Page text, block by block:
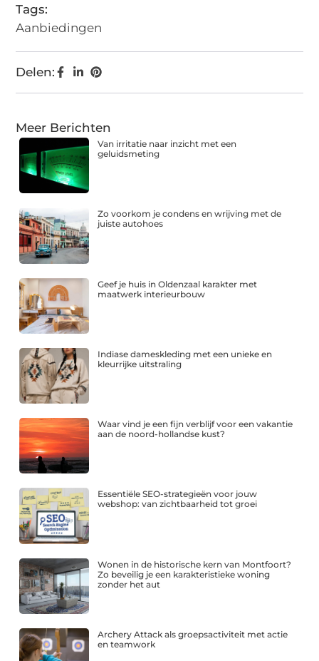
Tags:
Aanbiedingen
Delen:
Meer Berichten
Van irritatie naar inzicht met een
geluidsmeting
Zo voorkom je condens en wrijving met de
juiste autohoes
Geef je huis in Oldenzaal karakter met
maatwerk interieurbouw
Indiase dameskleding met een unieke en
kleurrijke uitstraling
Waar vind je een fijn verblijf voor een vakantie
aan de noord-hollandse kust?
Essentiële SEO-strategieën voor jouw
webshop: van zichtbaarheid tot groei
Wonen in de historische kern van Montfoort?
Zo beveilig je een karakteristieke woning
zonder het aut
Archery Attack als groepsactiviteit met actie
en teamwork